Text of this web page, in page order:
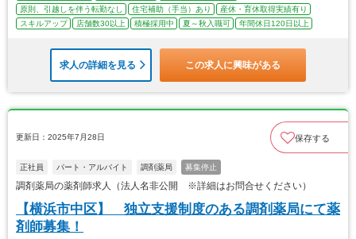
原則、引越しを伴う転勤なし
住宅補助（手当）あり
産休・育休取得実績有り
スキルアップ
店舗数30以上 積極採用中 夏～秋入職可 年間休日120日以上
求人の詳細を見る この求人に興味がある
更新日：2025年7月28日 保存する
正社員 パート・アルバイト 調剤薬局 募集停止
調剤薬局の薬剤師求人（法人名非公開 ※詳細はお問合せください）
【横浜市中区】 独立支援制度のある調剤薬局にて薬
剤師募集！